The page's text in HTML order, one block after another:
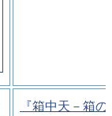
『箱中天－箱